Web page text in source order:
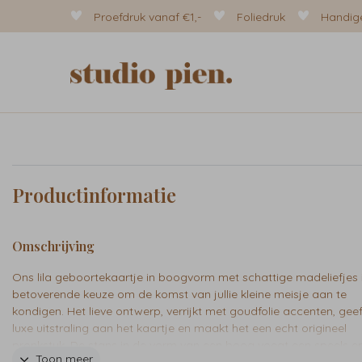
Proefdruk vanaf €1,- Foliedruk
Productinformatie
Omschrijving
Ons lila geboortekaartje in boogvorm met schattige madeliefjes
betoverende keuze om de komst van jullie kleine meisje aan te
kondigen. Het lieve ontwerp, verrijkt met goudfolie accenten,
luxe uitstraling aan het kaartje en maakt het een echt origineel
Toon meer